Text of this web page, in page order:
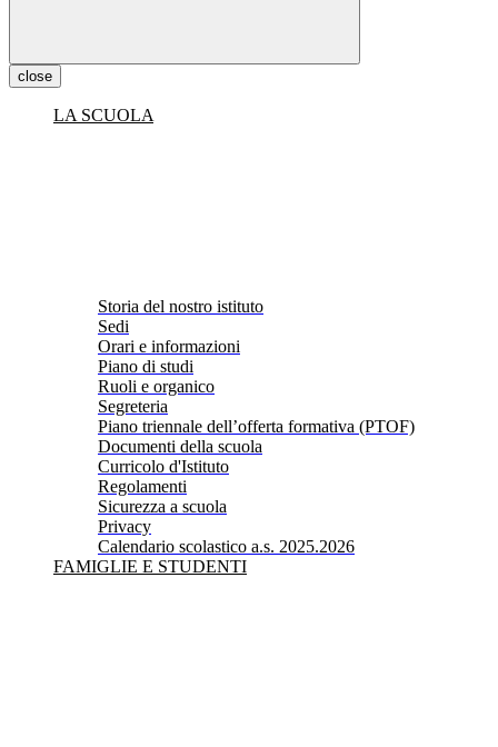
close
LA SCUOLA
Storia del nostro istituto
Sedi
Orari e informazioni
Piano di studi
Ruoli e organico
Segreteria
Piano triennale dell’offerta formativa (PTOF)
Documenti della scuola
Curricolo d'Istituto
Regolamenti
Sicurezza a scuola
Privacy
Calendario scolastico a.s. 2025.2026
FAMIGLIE E STUDENTI